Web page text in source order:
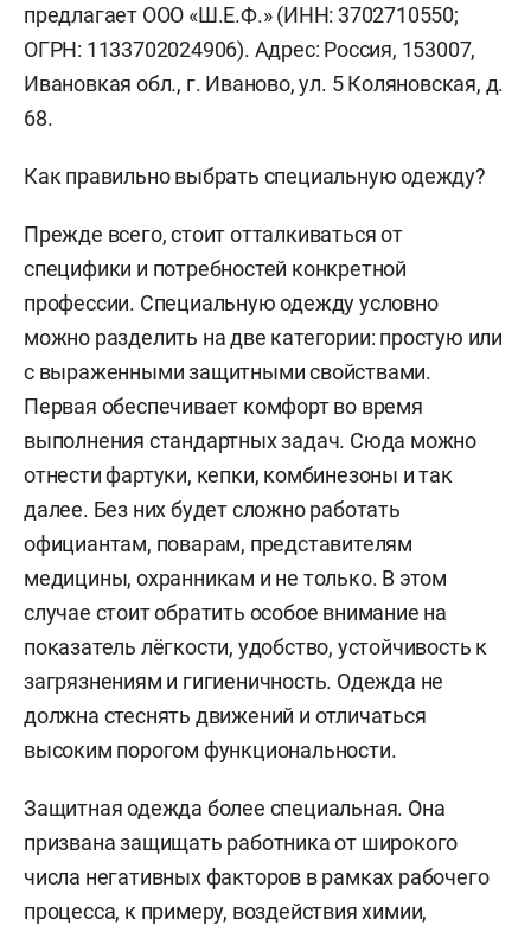
предлагает ООО «Ш.Е.Ф.» (ИНН: 3702710550;
ОГРН: 1133702024906). Адрес: Россия, 153007,
Ивановкая обл., г. Иваново, ул. 5 Коляновская, д.
68.
Как правильно выбрать специальную одежду?
Прежде всего, стоит отталкиваться от
специфики и потребностей конкретной
профессии. Специальную одежду условно
можно разделить на две категории: простую или
с выраженными защитными свойствами.
Первая обеспечивает комфорт во время
выполнения стандартных задач. Сюда можно
отнести фартуки, кепки, комбинезоны и так
далее. Без них будет сложно работать
официантам, поварам, представителям
медицины, охранникам и не только. В этом
случае стоит обратить особое внимание на
показатель лёгкости, удобство, устойчивость к
загрязнениям и гигиеничность. Одежда не
должна стеснять движений и отличаться
высоким порогом функциональности.
Защитная одежда более специальная. Она
призвана защищать работника от широкого
числа негативных факторов в рамках рабочего
процесса, к примеру, воздействия химии,